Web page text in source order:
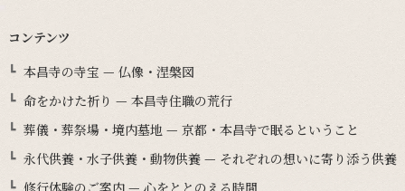
コンテンツ
本昌寺の寺宝 — 仏像・涅槃図
命をかけた祈り — 本昌寺住職の荒行
葬儀・葬祭場・境内墓地 — 京都・本昌寺で眠るということ
永代供養・水子供養・動物供養 — それぞれの想いに寄り添う供養
修行体験のご案内 — 心をととのえる時間